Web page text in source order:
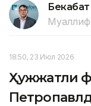
Муаллиф
18:50, 23 Июл 2026
Ҳужжатли